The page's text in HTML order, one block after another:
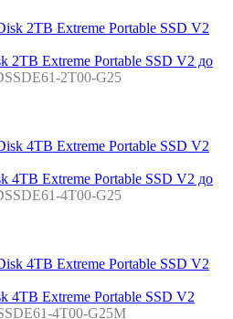
2TB Extreme Portable SSD V2 до
2T00-G25
4TB Extreme Portable SSD V2 до
4T00-G25
4TB Extreme Portable SSD V2
4T00-G25M